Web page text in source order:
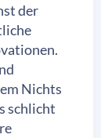
der
Nichts
schlicht